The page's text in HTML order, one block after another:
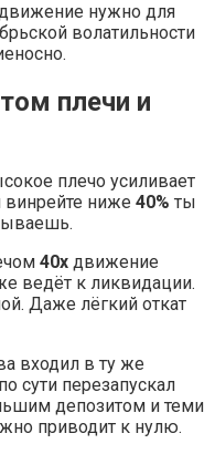
нужно для
волатильности
плечи и
плечо усиливает
винрейте ниже 40% ты
40x движение
ведёт к ликвидации.
Даже лёгкий откат
входил в ту же
сути перезапускал
депозитом и теми
приводит к нулю.